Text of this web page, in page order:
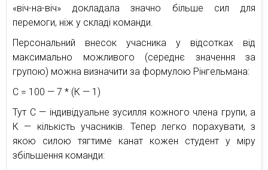
«віч-на-віч» докладала значно більше сил для
перемоги, ніж у складі команди.
Персональний внесок учасника у відсотках від
максимально можливого (середнє значення за
групою) можна визначити за формулою Рінгельмана:
С = 100 — 7 * (К — 1)
Тут С — індивідуальне зусилля кожного члена групи, а
К — кількість учасників. Тепер легко порахувати, з
якою силою тягтиме канат кожен студент у міру
збільшення команди: